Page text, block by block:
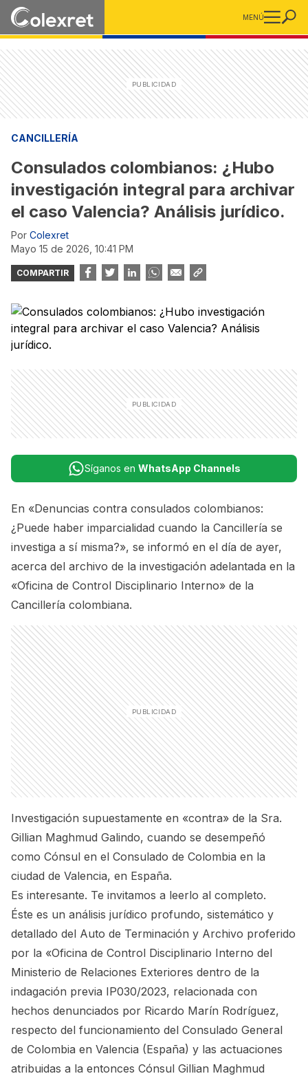
MENÚ
CANCILLERÍA
Consulados colombianos: ¿Hubo
investigación integral para archivar
el caso Valencia? Análisis jurídico.
Por Colexret
mayo 15 de 2026, 10:41 PM
COMPARTIR
Síganos en WhatsApp Channels
En «Denuncias contra consulados colombianos:
¿Puede haber imparcialidad cuando la Cancillería se
investiga a sí misma?», se informó en el día de ayer,
acerca del archivo de la investigación adelantada en la
«Oficina de Control Disciplinario Interno» de la
Cancillería colombiana.
Investigación supuestamente en «contra» de la Sra.
Gillian Maghmud Galindo, cuando se desempeñó
como Cónsul en el Consulado de Colombia en la
ciudad de Valencia, en España.
Es interesante. Te invitamos a leerlo al completo.
Éste es un análisis jurídico profundo, sistemático y
detallado del Auto de Terminación y Archivo proferido
por la «Oficina de Control Disciplinario Interno del
Ministerio de Relaciones Exteriores dentro de la
indagación previa IP030/2023, relacionada con
hechos denunciados por Ricardo Marín Rodríguez,
respecto del funcionamiento del Consulado General
de Colombia en Valencia (España) y las actuaciones
atribuidas a la entonces Cónsul Gillian Maghmud